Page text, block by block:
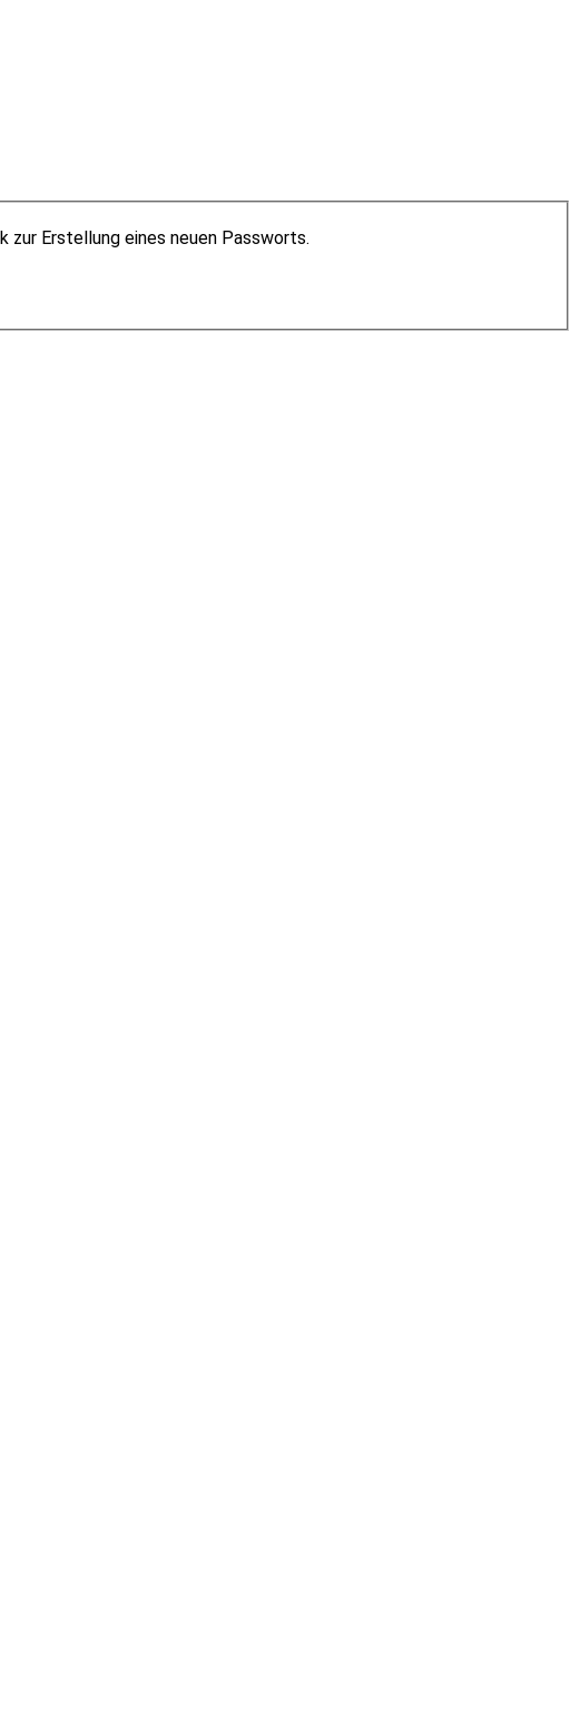
zur Erstellung eines neuen Passworts.